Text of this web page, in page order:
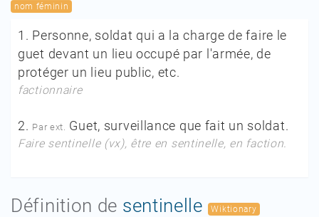
nom féminin
1. Personne, soldat qui a la charge de faire le
guet devant un lieu occupé par l'armée, de
protéger un lieu public, etc.
factionnaire
2. Par ext. Guet, surveillance que fait un soldat.
Faire sentinelle (vx), être en sentinelle, en faction.
Définition de sentinelle Wiktionary